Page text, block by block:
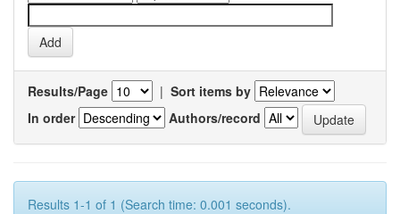
Results/Page | Sort items by
In order
Authors/record
Results 1-1 of 1 (Search time: 0.001 seconds).